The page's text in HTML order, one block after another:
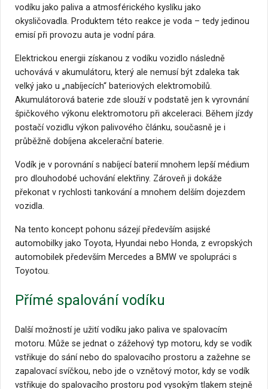
vodíku jako paliva a atmosférického kyslíku jako
okysličovadla. Produktem této reakce je voda – tedy jedinou
emisí při provozu auta je vodní pára.
Elektrickou energii získanou z vodíku vozidlo následně
uchovává v akumulátoru, který ale nemusí být zdaleka tak
velký jako u „nabíjecích“ bateriových elektromobilů.
Akumulátorová baterie zde slouží v podstatě jen k vyrovnání
špičkového výkonu elektromotoru při akceleraci. Během jízdy
postačí vozidlu výkon palivového článku, současně je i
průběžně dobíjena akcelerační baterie.
Vodík je v porovnání s nabíjecí baterií mnohem lepší médium
pro dlouhodobé uchování elektřiny. Zároveň ji dokáže
překonat v rychlosti tankování a mnohem delším dojezdem
vozidla.
Na tento koncept pohonu sázejí především asijské
automobilky jako Toyota, Hyundai nebo Honda, z evropských
automobilek především Mercedes a BMW ve spolupráci s
Toyotou.
Přímé spalování vodíku
Další možností je užití vodíku jako paliva ve spalovacím
motoru. Může se jednat o zážehový typ motoru, kdy se vodík
vstřikuje do sání nebo do spalovacího prostoru a zažehne se
zapalovací svíčkou, nebo jde o vznětový motor, kdy se vodík
vstřikuje do spalovacího prostoru pod vysokým tlakem stejně